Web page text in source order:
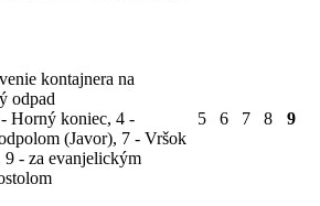
kontajnera na
odpad
Horný koniec, 4 -
(Javor), 7 - Vršok
9 - za evanjelickým
5 6 7 8 9